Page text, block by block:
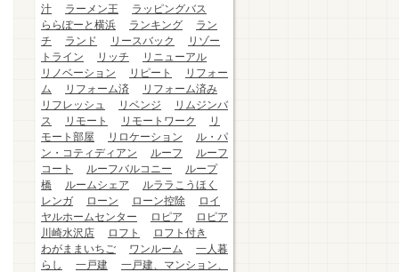
汁
ラーメン王
ラッピングバス
ららぽーと横浜
ランキング
ラン
チ
ランド リースバック
リゾー
トライン
リッチ
リニューアル
リノベーション
リピート
リフォー
ム
リフォーム済
リフォーム済み
リフレッシュ
リベンジ
リムジンバ
ス
リモート リモートワーク
リ
モート部屋
リロケーション
ル・パ
ン・コティディアン
ルーフ
ルーフ
コート
ルーフバルコニー
ループ
橋
ルームシェア
ルララこうほく
レンガ
ローン ローン控除
ロイ
ヤルホームセンター
ロピア
ロピア
川崎水沢店
ロフト
ロフト付き
わがままいちご
ワンルーム
一人暮
らし
一戸建
一戸建、マンション、